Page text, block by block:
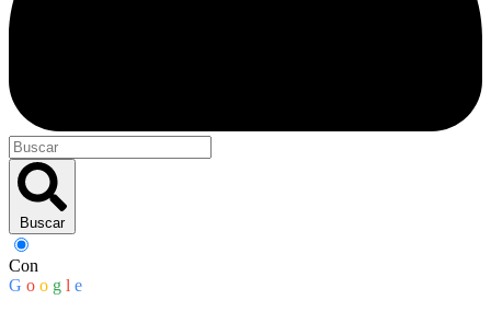
Buscar
Con
G o o g l e